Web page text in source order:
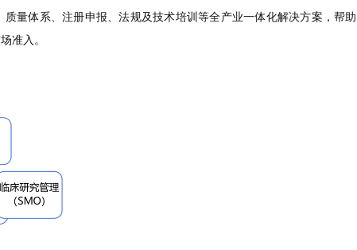
量体系、注册申报、法规及技术培训等全产业一体化解决方案，帮助
准入。